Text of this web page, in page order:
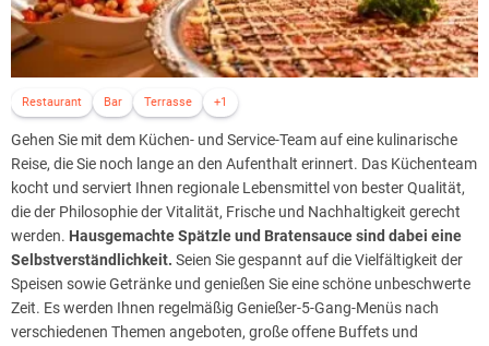
Bei der Planung der Wellnessspezialisten wird versucht, immer
genügend Termine für mögliche Zusatzbuchungen freizuhalten.
Jedoch muss darauf verwiesen werden, dass Ihnen keine freien
Poolbereich
Inspiriert von einer italienischen
, bietet das Hallenbad
mit Sternenhimmel und LED-Beleuchtung eine malerische
Atmosphäre. Erleben Sie mediterranes Flair, umgeben von sanften
Pastellfarben, angenehmem Licht und beruhigenden Klängen. Das
Herzstück des Poolbereichs ist das knapp
28 °C beheizte Schwimmbecken.
Hier haben Sie die Möglichkeit,
Restaurant Bar Terrasse +1
Gehen Sie mit dem Küchen- und Service-Team auf eine kulinarische
Reise, die Sie noch lange an den Aufenthalt erinnert. Das Küchenteam
kocht und serviert Ihnen regionale Lebensmittel von bester Qualität,
die der Philosophie der Vitalität, Frische und Nachhaltigkeit gerecht
werden. Hausgemachte Spätzle und Bratensauce sind dabei eine
Selbstverständlichkeit. Seien Sie gespannt auf die Vielfältigkeit der
Speisen sowie Getränke und genießen Sie eine schöne unbeschwerte
Zeit. Es werden Ihnen regelmäßig Genießer-5-Gang-Menüs nach
verschiedenen Themen angeboten, große offene Buffets und